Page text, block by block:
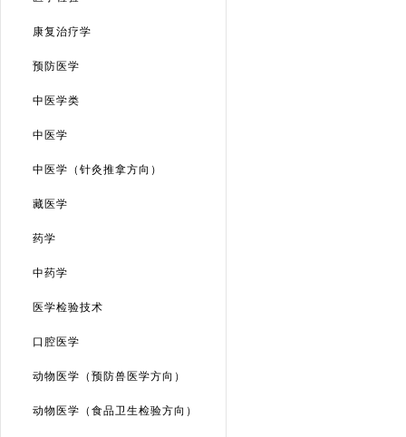
康复治疗学
预防医学
中医学类
中医学
中医学（针灸推拿方向）
藏医学
药学
中药学
医学检验技术
口腔医学
动物医学（预防兽医学方向）
动物医学（食品卫生检验方向）